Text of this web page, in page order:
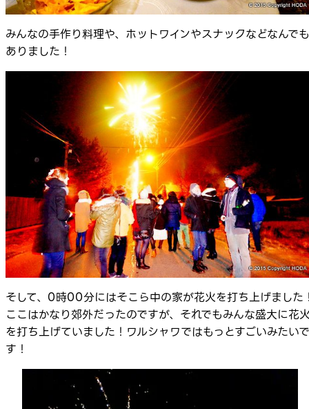
みんなの手作り料理や、ホットワインやスナックなどなんでも
ありました！
そして、0時00分にはそこら中の家が花火を打ち上げました
ここはかなり郊外だったのですが、それでもみんな盛大に花
を打ち上げていました！ワルシャワではもっとすごいみたいで
す！